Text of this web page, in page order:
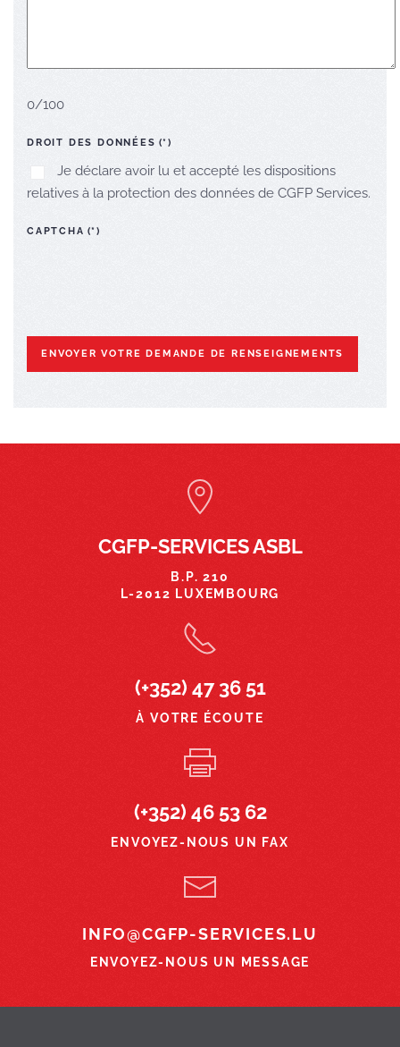
0/100
DROIT DES DONNÉES (*)
Je déclare avoir lu et accepté les dispositions
relatives à la protection des données de CGFP Services.
CAPTCHA (*)
ENVOYER VOTRE DEMANDE DE RENSEIGNEMENTS
CGFP-SERVICES ASBL
B.P. 210
L-2012 LUXEMBOURG
(+352) 47 36 51
À VOTRE ÉCOUTE
(+352) 46 53 62
ENVOYEZ-NOUS UN FAX
INFO@CGFP-SERVICES.LU
ENVOYEZ-NOUS UN MESSAGE